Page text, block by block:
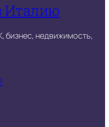
Италию
недвижимость,